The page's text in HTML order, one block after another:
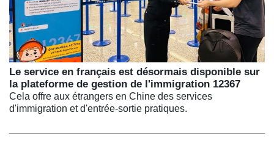
Le service en français est désormais disponible sur
la plateforme de gestion de l'immigration 12367
Cela offre aux étrangers en Chine des services
d'immigration et d'entrée-sortie pratiques.